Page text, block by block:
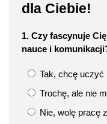
dla Ciebie!
1. Czy fascynuje
nauce i
Tak, chcę uczyć
Trochę, ale nie
Nie, wolę pracę